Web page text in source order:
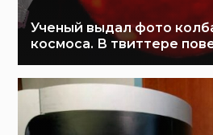
Ученый выдал фото
космоса. В твиттере